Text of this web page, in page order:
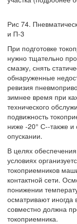
Рис 74.
и П-3
При подготовке
нужно тщательно
смазку, снять
обнаруженные
ревизия
зимнее время при
технического
подвижность
ниже -20° С--также и
опускании.
В целях
условиях
токоприемников
контактной сети.
понижении
осматривают иногда
совместно должна
токоприемника.